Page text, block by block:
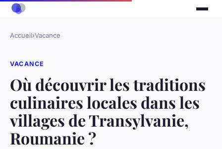
Accueil›Vacance
VACANCE
Où découvrir les traditions
culinaires locales dans les
villages de Transylvanie,
Roumanie ?